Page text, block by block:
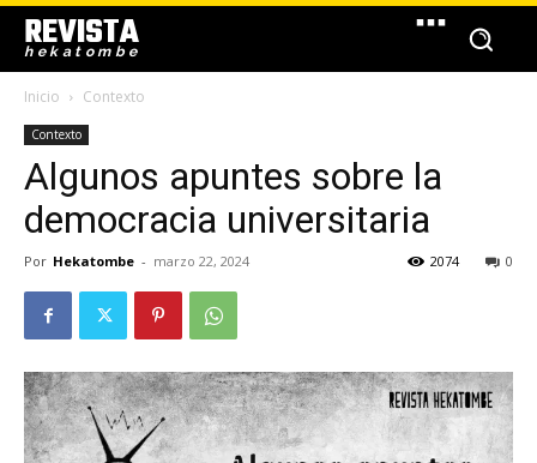
REVISTA
hekatombe
Inicio Contexto
Contexto
Algunos apuntes sobre la
democracia universitaria
Por Hekatombe - marzo 22, 2024 0
2074